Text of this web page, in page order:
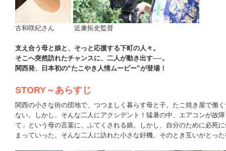
古和咲紀さん 近兼拓史監督
支え合う母と娘と、そっと応援する下町の人々。
そこへ突然訪れたチャンスに、二人が動き出す──。
関西発、日本初の“たこやき人情ムービー”が登場！
STORY～あらすじ
関西の小さな街の団地で、つつましく暮らす母と子。たこ焼き屋で働
ない。しかし、そんな二人にアクシデント！猛暑の中、エアコンが故
て」という母の言葉に、ふてくされる娘。しかし、自分のために必死
まっていった。そんな二人に訪れた小さな好機。そのとき互いがとっ